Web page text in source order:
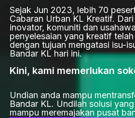
Sejak Jun 2023, lebih 70
Cabaran Urban KL Kreatif.
inovator, komuniti dan
penyelesaian yang kreatif
dengan tujuan mengatasi isu-
Bandar KL hari ini.
Kini, kami memerlukan
Undian anda mampu
Bandar KL. Undilah solusi
mampu meremajakan pusat